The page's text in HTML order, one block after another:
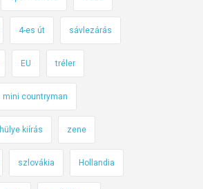
4-es út sávlezárás
EU tréler
mini countryman
hülye kiírás zene
szlovákia Hollandia